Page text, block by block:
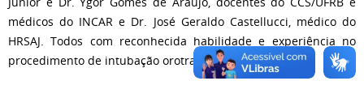
médicos do INCAR e Dr. José Geraldo Castellucci, médico do
HRSAJ. Todos com reconhecida habilidade e experiência no
procedimento de intubação orotraqueal.